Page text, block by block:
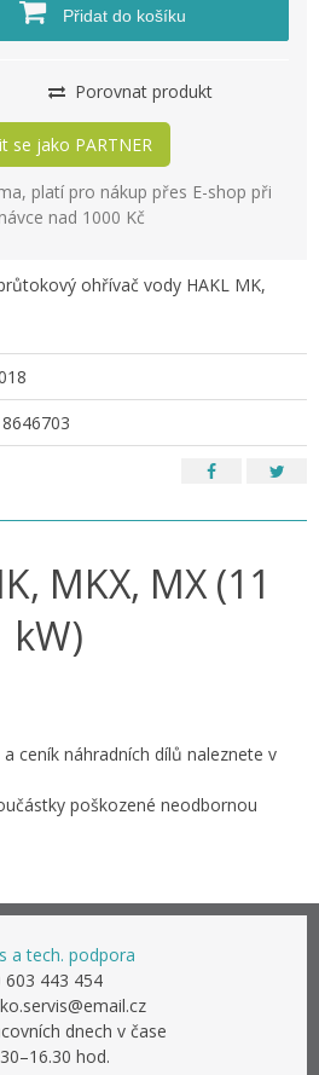
Přidat do košíku
Porovnat produkt
se jako PARTNER
platí pro nákup přes E-shop při
nad 1000 Kč
ohřívač vody HAKL MK,
MKX, MX (11
kW)
ceník náhradních dílů naleznete v
poškozené neodbornou
a tech. podpora
603 443 454
dnech v čase
hod.